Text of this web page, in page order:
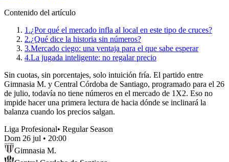
Contenido del artículo
1.¿Por qué el mercado infla al local en este tipo de cruces?
2.¿Qué dice la historia sin números?
3.Mercado ciego: una ventaja para el que sabe esperar
4.La jugada inteligente: no regalar precio
Sin cuotas, sin porcentajes, solo intuición fría. El partido entre
Gimnasia M. y Central Córdoba de Santiago, programado para el 26
de julio, todavía no tiene números en el mercado de 1X2. Eso no
impide hacer una primera lectura de hacia dónde se inclinará la
balanza cuando los precios salgan.
Liga Profesional• Regular Season
Dom 26 jul • 20:00
Gimnasia M.